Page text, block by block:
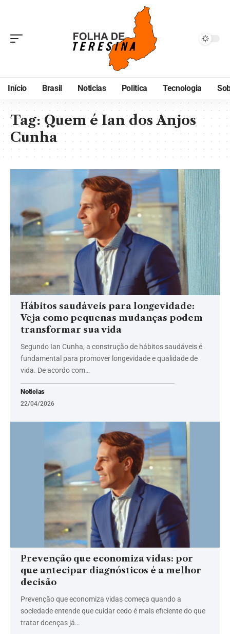
Início Brasil Noticias Politica Tecnologia
Tag:Quem é Ian dos Anjos
Cunha
Hábitos saudáveis para longevidade:
Veja como pequenas mudanças podem
transformar sua vida
Segundo Ian Cunha, a construção de hábitos saudáveis é
fundamental para promover longevidade e qualidade de
vida. De acordo com…
Noticias
22/04/2026
Prevenção que economiza vidas: por
que antecipar diagnósticos é a melhor
decisão
Prevenção que economiza vidas começa quando a
sociedade entende que cuidar cedo é mais eficiente do que
tratar doenças já…